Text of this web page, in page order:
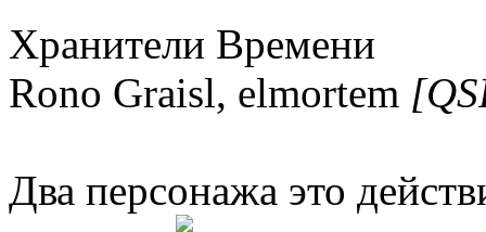
Хранители Времени
Rono Graisl, elmortem
Два персонажа это